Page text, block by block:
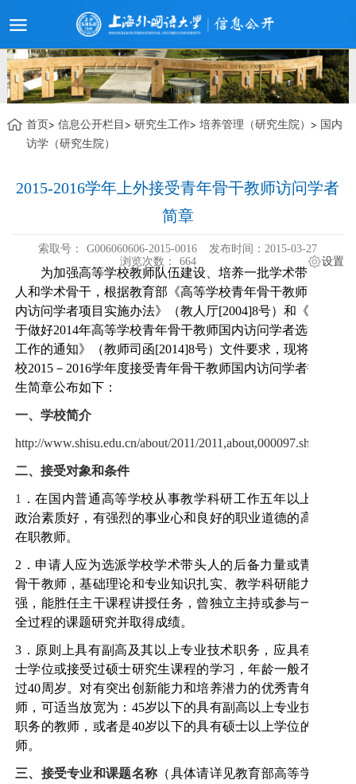
首页 信息公开栏目 研究生工作 培养管理（研究生院）
国内
访学（研究生院）
2015-2016学年上外接受青年骨干教师访问学者
简章
索取号： G006060606-2015-0016
发布时间：2015-03-27
浏览次数：
664 设置
为加强高等学校教师队伍建设、培养一批学术带头
人和学术骨干，根据教育部《高等学校青年骨干教师国
内访问学者项目实施办法》（教人厅[2004]8号）和《
于做好2014年高等学校青年骨干教师国内访问学者选派
工作的通知》（教师司函[2014]8号）文件要求，现将我
校2015－ 2016学年度接受青年骨干教师国内访问学者招
生简章公布如下：
一、学校简介
http://www.shisu.edu.cn/about/2011/2011,about,000097.shtml
二、接受对象和条件
1
．在国内普通高等学校从事教学科研工作五年以上，
政治素质好，有强烈的事业心和良好的职业道德的高校
在职教师。
2 ．申请人应为选派学校学术带头人的后备力量或青年
骨干教师，基础理论和专业知识扎实、教学科研能力较
强，能胜任主干课程讲授任务，曾独立主持或参与一次
全过程的课题研究并取得成绩。
3．原则上具有副高及其以上专业技术职务，应具有硕
士学位或接受过硕士研究生课程的学习，年龄一般不超
过40周岁。对有突出创新能力和培养潜力的优秀青年教
师，可适当放宽为： 45岁以下的具有副高以上专业技术
职务的教师，或者是40岁以下的具有硕士以上学位的讲
师。
三、接受专业和课题名称 （具体请详见教育部高等学校